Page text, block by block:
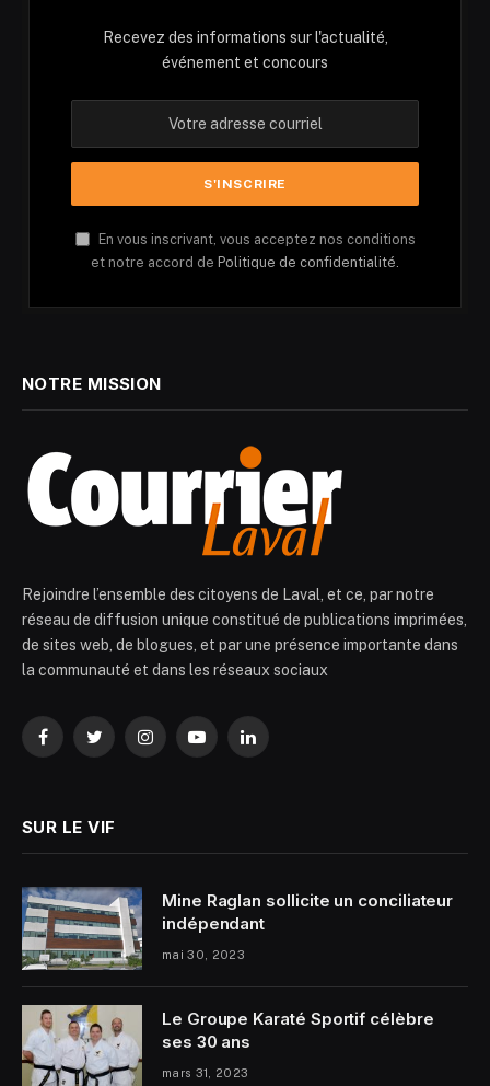
Recevez des informations sur l'actualité,
événement et concours
En vous inscrivant, vous acceptez nos conditions
et notre accord de Politique de confidentialité.
NOTRE MISSION
Rejoindre l’ensemble des citoyens de Laval, et ce, par notre
réseau de diffusion unique constitué de publications imprimées,
de sites web, de blogues, et par une présence importante dans
la communauté et dans les réseaux sociaux
FacebookTwitterInstagramYouTubeLinkedIn
SUR LE VIF
Mine Raglan sollicite un conciliateur
indépendant
mai 30, 2023
Le Groupe Karaté Sportif célèbre
ses 30 ans
mars 31, 2023